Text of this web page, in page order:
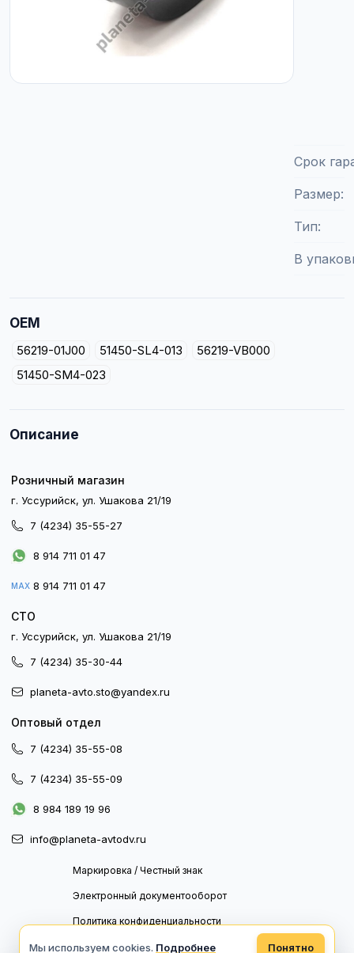
Срок
Размер
Тип
В
OEM
56219-01J00 51450-SL4-013
56219-VB000
51450-SM4-023
Описание
Розничный магазин
г. Уссурийск, ул. Ушакова 21/19
7 (4234) 35-55-27
8 914 711 01 47
MAX 8 914 711 01 47
СТО
г. Уссурийск, ул. Ушакова 21/19
7 (4234) 35-30-44
planeta-avto.sto@yandex.ru
Оптовый отдел
7 (4234) 35-55-08
7 (4234) 35-55-09
8 984 189 19 96
info@planeta-avtodv.ru
Маркировка / Честный знак
Электронный документооборот
Политика конфиденциальности
Политика обработки персональных данных
Мы используем cookies. Подробнее Понятно